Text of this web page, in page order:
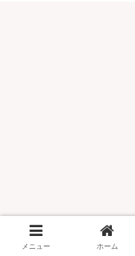
メニュー ホーム